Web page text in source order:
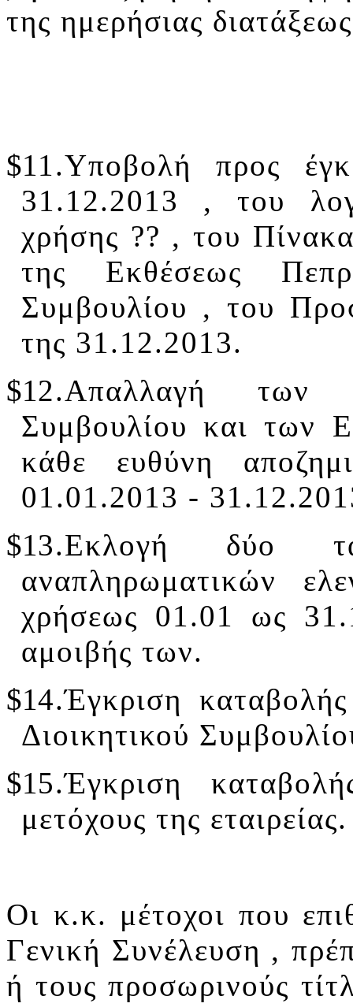
της ημερήσιας διατάξεως
$11.Υποβολή προς
31.12.2013 , του
χρήσης ?? , του
της Εκθέσεως
Συμβουλίου , του
της 31.12.2013.
$12.Απαλλαγή των
Συμβουλίου και των
κάθε ευθύνη
01.01.2013 -
$13.Εκλογή δύο
αναπληρωματικών
χρήσεως 01.01 ως
αμοιβής των.
$14.Έγκριση
Διοικητικού
$15.Έγκριση
μετόχους της εταιρείας.
Οι κ.κ. μέτοχοι που
Γενική Συνέλευση ,
ή τους προσωρινούς